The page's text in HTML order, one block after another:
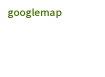
googlemap